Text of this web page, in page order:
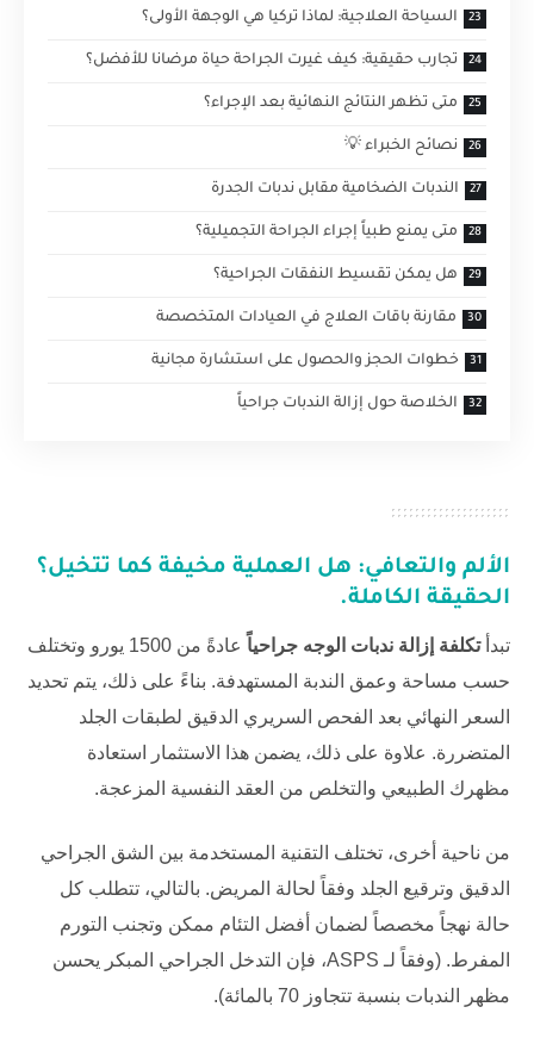
السياحة العلاجية: لماذا تركيا هي الوجهة الأولى؟
تجارب حقيقية: كيف غيرت الجراحة حياة مرضانا للأفضل؟
متى تظهر النتائج النهائية بعد الإجراء؟
نصائح الخبراء 💡
الندبات الضخامية مقابل ندبات الجدرة
متى يمنع طبياً إجراء الجراحة التجميلية؟
هل يمكن تقسيط النفقات الجراحية؟
مقارنة باقات العلاج في العيادات المتخصصة
خطوات الحجز والحصول على استشارة مجانية
الخلاصة حول إزالة الندبات جراحياً
الألم والتعافي: هل العملية مخيفة كما تتخيل؟
الحقيقة الكاملة.
تبدأتكلفة إزالة ندبات الوجه جراحياً
عادةً من 1500 يورو وتختلف
حسب مساحة وعمق الندبة المستهدفة. بناءً على ذلك، يتم تحديد
السعر النهائي بعد الفحص السريري الدقيق لطبقات الجلد
المتضررة. علاوة على ذلك، يضمن هذا الاستثمار استعادة
مظهرك الطبيعي والتخلص من العقد النفسية المزعجة.
من ناحية أخرى، تختلف التقنية المستخدمة بين الشق الجراحي
الدقيق وترقيع الجلد وفقاً لحالة المريض. بالتالي، تتطلب كل
حالة نهجاً مخصصاً لضمان أفضل التئام ممكن وتجنب التورم
المفرط. (وفقاً لـ ASPS، فإن التدخل الجراحي المبكر يحسن
مظهر الندبات بنسبة تتجاوز 70 بالمائة).